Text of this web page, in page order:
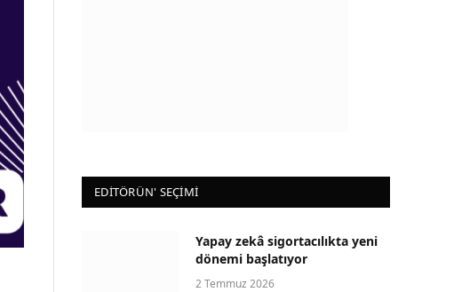
EDİTÖRÜN' SEÇİMİ
Yapay zekâ sigortacılıkta yeni
dönemi başlatıyor
2 Temmuz 2026